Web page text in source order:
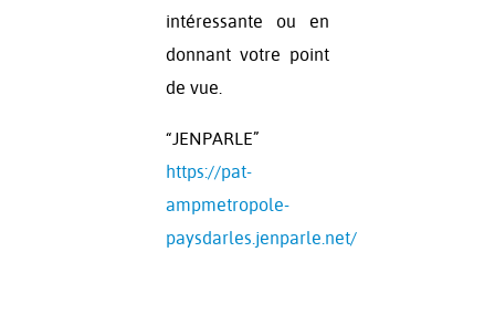
intéressante ou en
donnant votre point
de vue.
“JENPARLE”
https://pat-
ampmetropole-
paysdarles.jenparle.net/